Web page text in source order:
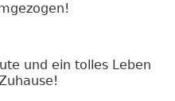
und ein tolles Leben